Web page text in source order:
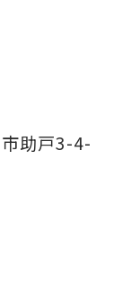
助戸3-4-